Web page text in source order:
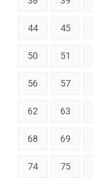
44 45
50 51
56 57
62 63
68 69
74 75